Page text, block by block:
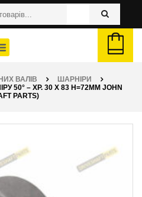
ВАЛІВ
ШАРНІРИ
50° – ХР. 30 X 83 H=72ММ JOHN
PARTS)